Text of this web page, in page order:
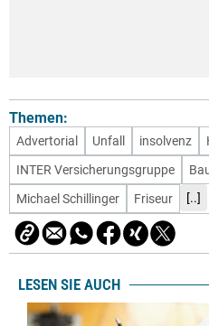
Themen:
Advertorial Unfall insolvenz
INTER Versicherungsgruppe
Michael Schillinger
Friseur [..]
LESEN SIE AUCH